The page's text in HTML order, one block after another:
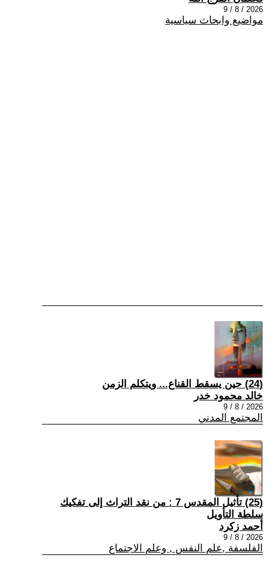
2026 / 8 / 9
مواضيع وابحاث سياسية
(24) حين يسقط القناع... ويتكلم الزمن
خالد محمود خدر
2026 / 8 / 9
المجتمع المدني
(25) تأثيل المقدس 7 : من نقد التراث إلى تفكيك
سلطة التأويل
أحمد زكرد
2026 / 8 / 9
الفلسفة ,علم النفس , وعلم الاجتماع